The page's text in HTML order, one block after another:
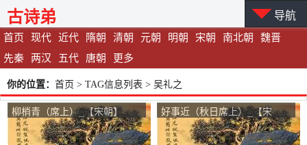
首页 现代 近代 隋朝 清朝 元朝 明朝 宋朝 南北朝
魏晋
先秦
两汉 五代 唐朝 更多
古诗弟 导航
你的位置： 首页 > TAG信息列表 > 吴礼之
柳梢青（席上）_【宋朝】
_【吴礼之】
好事近（秋日席上）_【宋
朝】_【吴礼之】